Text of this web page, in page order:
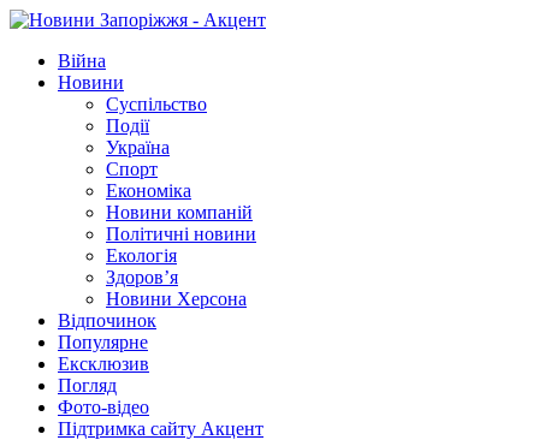
Війна
Новини
Суспільство
Події
Україна
Спорт
Економіка
Новини компаній
Політичні новини
Екологія
Здоров’я
Новини Херсона
Відпочинок
Популярне
Ексклюзив
Погляд
Фото-відео
Підтримка сайту Акцент